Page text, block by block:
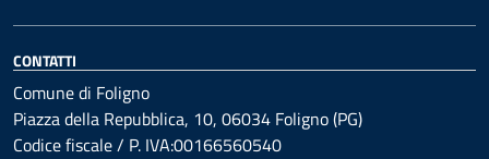
CONTATTI
Comune di Foligno
Piazza della Repubblica, 10, 06034 Foligno (PG)
Codice fiscale / P. IVA:00166560540